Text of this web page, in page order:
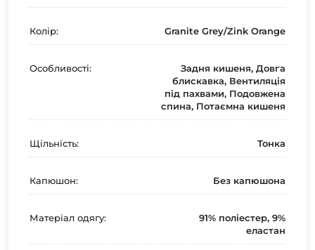
Колір: Granite Grey/Zink Orange
Особливості:
Задня кишеня, Довга
блискавка, Вентиляція
під пахвами, Подовжена
спина, Потаємна кишеня
Щільність: Тонка
Капюшон: Без капюшона
Матеріал одягу:
91% поліестер, 9%
еластан